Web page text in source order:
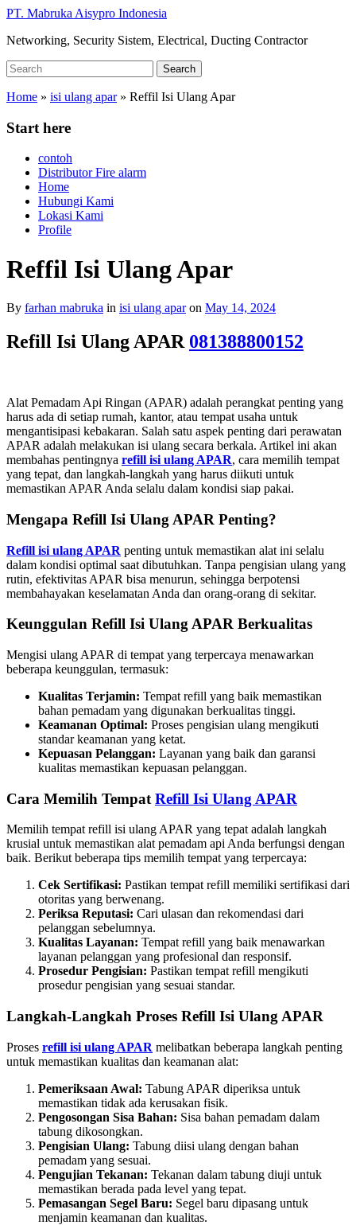
Skip
main
PT. Mabruka Aisypro Indonesia
Networking, Security Sistem, Electrical, Ducting Contractor
Search
for:
Search
Home » isi ulang apar» Reffil Isi Ulang Apar
Start here
contoh
Distributor Fire alarm
Home
Hubungi Kami
Lokasi Kami
Profile
Reffil Isi Ulang Apar
By farhan mabruka in isi ulang aparon May 14, 2024
Refill Isi Ulang APAR 081388800152
Alat Pemadam Api Ringan (APAR) adalah perangkat penting yang
harus ada di setiap rumah, kantor, atau tempat usaha untuk
mengantisipasi kebakaran. Salah satu aspek penting dari perawatan
APAR adalah melakukan isi ulang secara berkala. Artikel ini akan
membahas pentingnya refill isi ulang APAR, cara memilih tempat
yang tepat, dan langkah-langkah yang harus diikuti untuk
memastikan APAR Anda selalu dalam kondisi siap pakai.
Mengapa Refill Isi Ulang APAR Penting?
Refill isi ulang APAR penting untuk memastikan alat ini selalu
dalam kondisi optimal saat dibutuhkan. Tanpa pengisian ulang yang
rutin, efektivitas APAR bisa menurun, sehingga berpotensi
membahayakan keselamatan Anda dan orang-orang di sekitar.
Keunggulan Refill Isi Ulang APAR Berkualitas
Mengisi ulang APAR di tempat yang terpercaya menawarkan
beberapa keunggulan, termasuk:
Kualitas Terjamin: Tempat refill yang baik memastikan
bahan pemadam yang digunakan berkualitas tinggi.
Keamanan Optimal: Proses pengisian ulang mengikuti
standar keamanan yang ketat.
Kepuasan Pelanggan: Layanan yang baik dan garansi
kualitas memastikan kepuasan pelanggan.
Cara Memilih Tempat Refill Isi Ulang APAR
Memilih tempat refill isi ulang APAR yang tepat adalah langkah
krusial untuk memastikan alat pemadam api Anda berfungsi dengan
baik. Berikut beberapa tips memilih tempat yang terpercaya:
Cek Sertifikasi: Pastikan tempat refill memiliki sertifikasi dari
otoritas yang berwenang.
Periksa Reputasi: Cari ulasan dan rekomendasi dari
pelanggan sebelumnya.
Kualitas Layanan: Tempat refill yang baik menawarkan
layanan pelanggan yang profesional dan responsif.
Prosedur Pengisian: Pastikan tempat refill mengikuti
prosedur pengisian yang sesuai standar.
Langkah-Langkah Proses Refill Isi Ulang APAR
Proses refill isi ulang APAR melibatkan beberapa langkah penting
untuk memastikan kualitas dan keamanan alat:
Pemeriksaan Awal: Tabung APAR diperiksa untuk
memastikan tidak ada kerusakan fisik.
Pengosongan Sisa Bahan: Sisa bahan pemadam dalam
tabung dikosongkan.
Pengisian Ulang: Tabung diisi ulang dengan bahan
pemadam yang sesuai.
Pengujian Tekanan: Tekanan dalam tabung diuji untuk
memastikan berada pada level yang tepat.
Pemasangan Segel Baru: Segel baru dipasang untuk
menjamin keamanan dan kualitas.